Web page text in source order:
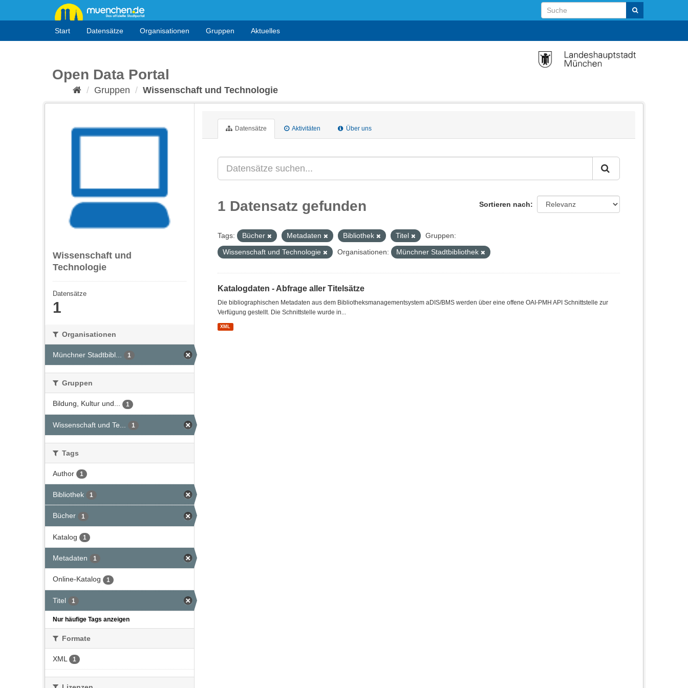
Start Datensätze Organisationen Gruppen Aktuelles
Open Data Portal
Gruppen Wissenschaft und Technologie
Wissenschaft und
Technologie
Datensätze
1
Organisationen
Münchner Stadtbibl... 1
Gruppen
Bildung, Kultur und... 1
Wissenschaft und Te... 1
Tags
Author 1
Bibliothek 1
Bücher 1
Katalog 1
Metadaten 1
Online-Katalog 1
Titel 1
Nur häufige Tags anzeigen
Formate
XML 1
Datensätze Aktivitäten Über uns
Sortieren nach
1 Datensatz gefunden
Tags: Bücher Metadaten Bibliothek Titel
Gruppen:
Wissenschaft und Technologie
Organisationen: Münchner Stadtbibliothek
Katalogdaten - Abfrage aller Titelsätze
Die bibliographischen Metadaten aus dem Bibliotheksmanagementsystem aDIS/BMS werden über eine offene OAI-PMH API Schnittstelle zur
Verfügung gestellt. Die Schnittstelle wurde in...
XML